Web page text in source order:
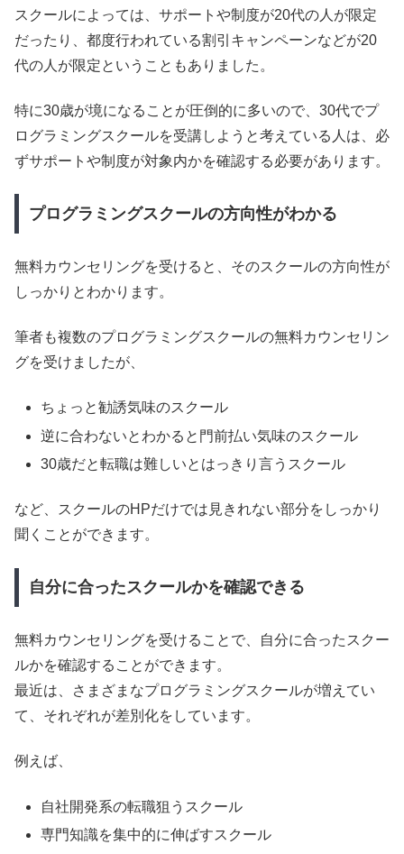
スクールによっては、サポートや制度が20代の人が限定
だったり、都度行われている割引キャンペーンなどが20
代の人が限定ということもありました。
特に30歳が境になることが圧倒的に多いので、30代でプ
ログラミングスクールを受講しようと考えている人は、必
ずサポートや制度が対象内かを確認する必要があります。
プログラミングスクールの方向性がわかる
無料カウンセリングを受けると、そのスクールの方向性が
しっかりとわかります。
筆者も複数のプログラミングスクールの無料カウンセリン
グを受けましたが、
ちょっと勧誘気味のスクール
逆に合わないとわかると門前払い気味のスクール
30歳だと転職は難しいとはっきり言うスクール
など、スクールのHPだけでは見きれない部分をしっかり
聞くことができます。
自分に合ったスクールかを確認できる
無料カウンセリングを受けることで、自分に合ったスクー
ルかを確認することができます。
最近は、さまざまなプログラミングスクールが増えてい
て、それぞれが差別化をしています。
例えば、
自社開発系の転職狙うスクール
専門知識を集中的に伸ばすスクール